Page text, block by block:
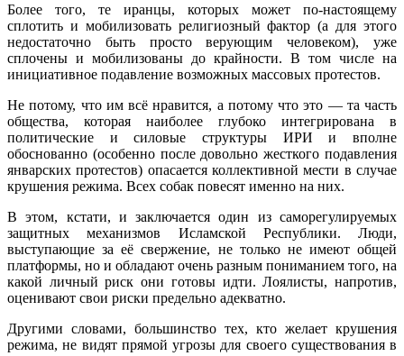
Более того, те иранцы, которых может по-настоящему
сплотить и мобилизовать религиозный фактор (а для этого
недостаточно быть просто верующим человеком), уже
сплочены и мобилизованы до крайности. В том числе на
инициативное подавление возможных массовых протестов.
Не потому, что им всё нравится, а потому что это — та часть
общества, которая наиболее глубоко интегрирована в
политические и силовые структуры ИРИ и вполне
обоснованно (особенно после довольно жесткого подавления
январских протестов) опасается коллективной мести в случае
крушения режима. Всех собак повесят именно на них.
В этом, кстати, и заключается один из саморегулируемых
защитных механизмов Исламской Республики. Люди,
выступающие за её свержение, не только не имеют общей
платформы, но и обладают очень разным пониманием того, на
какой личный риск они готовы идти. Лоялисты, напротив,
оценивают свои риски предельно адекватно.
Другими словами, большинство тех, кто желает крушения
режима, не видят прямой угрозы для своего существования в